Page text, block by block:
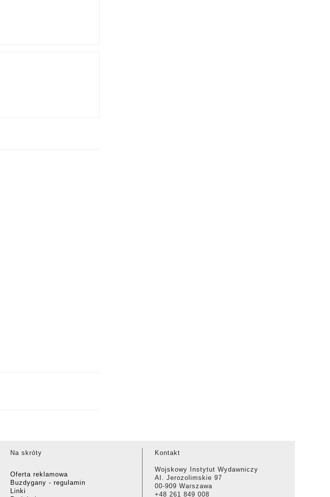
Na skróty
Oferta reklamowa
Buzdygany - regulamin
Linki
Kontakt
Wojskowy Instytut Wydawniczy
Al. Jerozolimskie 97
00-909 Warszawa
+48 261 849 008